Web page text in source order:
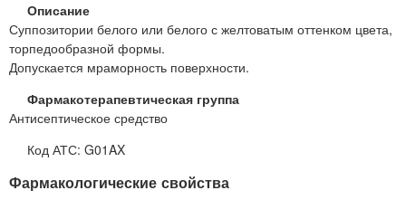
Описание
Суппозитории белого или белого с желтоватым оттенком цвета,
торпедообразной формы.
Допускается мраморность поверхности.
Фармакотерапевтическая группа
Антисептическое средство
Код АТС: G01AX
Фармакологические свойства